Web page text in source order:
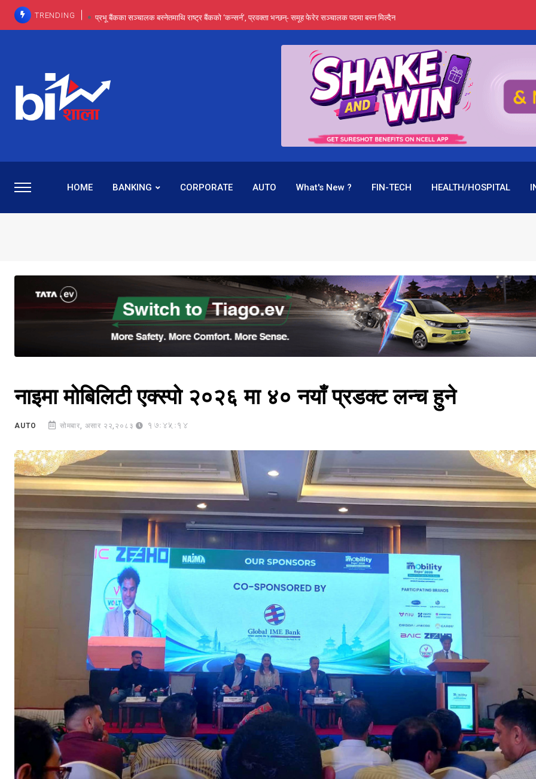
TRENDING प्रभू बैंकका सञ्चालक बस्नेतमाथि राष्ट्र बैंकको ‘कन्सर्न’, प्रवक्ता भन्छन्- समूह फेरेर सञ्चालक पदमा बस्न मिल्दैन
प्रभू बैंकमा सेञ्चुरीबाट आएका कर्मचारीमाथि हदैसम्मको विभेदः एउटै पदमा दुई थरि तलब, वर्षमै ९२ हजार घाटा !
कमाइमा गरिमाको दमदार छलाङ, सेयरधनीलाई २० प्रतिशत लाभांश दिने क्षमता
प्रभु बैंकमा रमिता : सर्वसाधारणबाट छिरेका बस्नेत संस्थापक बनेर निरन्तर, राष्ट्र बैंक किन मौन ?
HOME BANKING CORPORATE AUTO What's New ? FIN-TECH HEALTH/HOSPITAL
नाइमा मोबिलिटी एक्स्पो २०२६ मा ४० नयाँ प्रडक्ट लन्च हुने
AUTO सोमबार, असार २२,२०८३ 17:45:14